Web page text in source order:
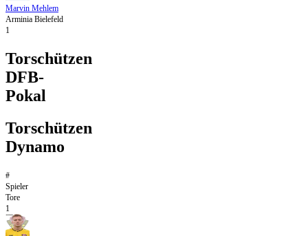
Marvin Mehlem
Arminia Bielefeld
1
Torschützen
DFB-
Pokal
Torschützen
Dynamo
#
Spieler
Tore
1